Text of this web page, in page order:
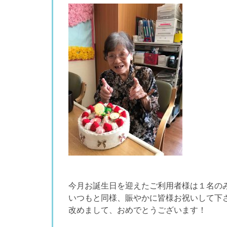
今月お誕生日を迎えたご利用者様は１名の
いつもと同様、賑やかに皆様お祝いして下
改めまして、おめでとうございます！